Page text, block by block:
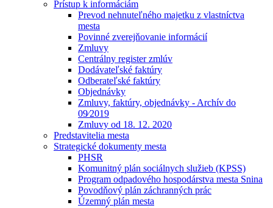
Prístup k informáciám
Prevod nehnuteľného majetku z vlastníctva
mesta
Povinné zverejňovanie informácií
Zmluvy
Centrálny register zmlúv
Dodávateľské faktúry
Odberateľské faktúry
Objednávky
Zmluvy, faktúry, objednávky - Archív do
09⁄2019
Zmluvy od 18. 12. 2020
Predstavitelia mesta
Strategické dokumenty mesta
PHSR
Komunitný plán sociálnych služieb (KPSS)
Program odpadového hospodárstva mesta Snina
Povodňový plán záchranných prác
Územný plán mesta